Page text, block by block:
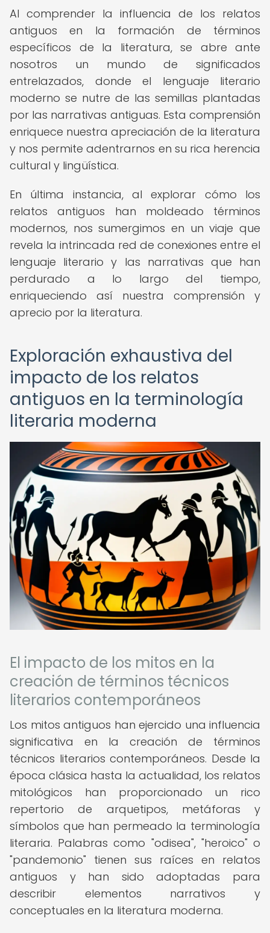
Al comprender la influencia de los relatos
antiguos en la formación de términos
específicos de la literatura, se abre ante
nosotros un mundo de significados
entrelazados, donde el lenguaje literario
moderno se nutre de las semillas plantadas
por las narrativas antiguas. Esta comprensión
enriquece nuestra apreciación de la literatura
y nos permite adentrarnos en su rica herencia
cultural y lingüística.
En última instancia, al explorar cómo los
relatos antiguos han moldeado términos
modernos, nos sumergimos en un viaje que
revela la intrincada red de conexiones entre el
lenguaje literario y las narrativas que han
perdurado a lo largo del tiempo,
enriqueciendo así nuestra comprensión y
aprecio por la literatura.
Exploración exhaustiva del
impacto de los relatos
antiguos en la terminología
literaria moderna
El impacto de los mitos en la
creación de términos técnicos
literarios contemporáneos
Los mitos antiguos han ejercido una influencia
significativa en la creación de términos
técnicos literarios contemporáneos. Desde la
época clásica hasta la actualidad, los relatos
mitológicos han proporcionado un rico
repertorio de arquetipos, metáforas y
símbolos que han permeado la terminología
literaria. Palabras como "odisea", "heroico" o
"pandemonio" tienen sus raíces en relatos
antiguos y han sido adoptadas para
describir elementos narrativos y
conceptuales en la literatura moderna.